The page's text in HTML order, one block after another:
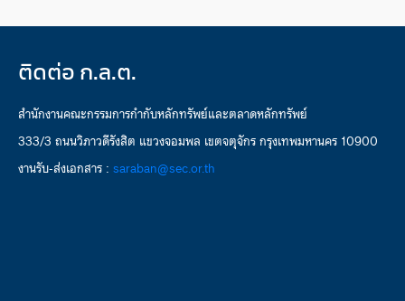
ติดต่อ ก.ล.ต.
สำนักงานคณะกรรมการกำกับหลักทรัพย์และตลาดหลักทรัพย์
333/3 ถนนวิภาวดีรังสิต แขวงจอมพล เขตจตุจักร กรุงเทพมหานคร 10900
งานรับ-ส่งเอกสาร : saraban@sec.or.th